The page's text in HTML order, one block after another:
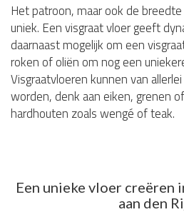
Het patroon, maar ook de
uniek. Een visgraat vloer geeft
daarnaast mogelijk om een
roken of oliën om nog een
Visgraatvloeren kunnen van
worden, denk aan eiken, grenen
hardhouten zoals wengé of teak.
Een unieke vloer creëren
aan den